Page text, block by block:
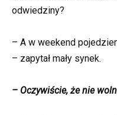
odwiedziny?
– A w weekend
– zapytał mały synek.
– Oczywiście, że nie